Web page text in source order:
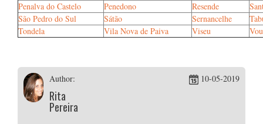
Penalva do Castelo
Penedono Resende
São Pedro do Sul
Sátão Sernancelhe
Tondela
Vila Nova de Paiva Viseu
Author:
Rita
Pereira
10-05-2019